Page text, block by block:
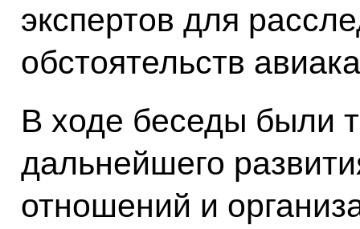
экспертов для
обстоятельств
В ходе беседы были
дальнейшего
отношений и